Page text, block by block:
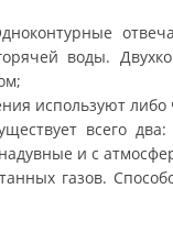
воды.
используют либо
всего
и с
газов.